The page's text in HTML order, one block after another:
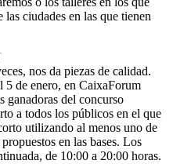
ciudades en las que tienen
nos da piezas de calidad.
5 de enero, en CaixaForum
ganadoras del concurso
a todos los públicos en el que
utilizando al menos uno de
en las bases. Los
de 10:00 a 20:00 horas.